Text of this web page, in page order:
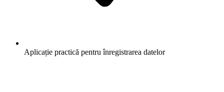
Aplicație practică pentru înregistrarea datelor